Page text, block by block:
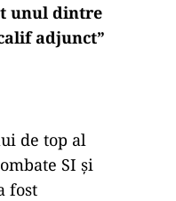
unul dintre
adjunct”
de top al
SI și
fost